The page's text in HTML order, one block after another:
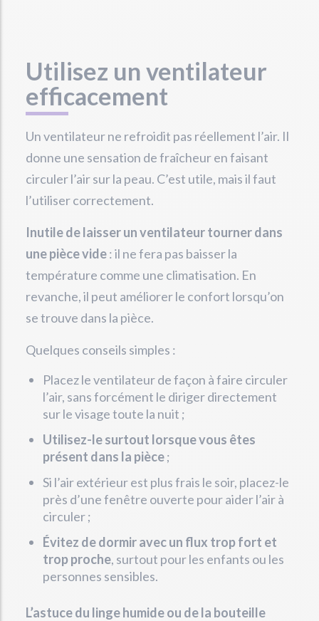
Utilisez un ventilateur
efficacement
Un ventilateur ne refroidit pas réellement l’air. Il
donne une sensation de fraîcheur en faisant
circuler l’air sur la peau. C’est utile, mais il faut
l’utiliser correctement.
Inutile de laisser un ventilateur tourner dans
une pièce vide: il ne fera pas baisser la
température comme une climatisation. En
revanche, il peut améliorer le confort lorsqu’on
se trouve dans la pièce.
Quelques conseils simples :
Placez le ventilateur de façon à faire circuler
l’air, sans forcément le diriger directement
sur le visage toute la nuit ;
Utilisez-le surtout lorsque vous êtes
présent dans la pièce;
Si l’air extérieur est plus frais le soir, placez-le
près d’une fenêtre ouverte pour aider l’air à
circuler ;
Évitez de dormir avec un flux trop fort et
trop proche, surtout pour les enfants ou les
personnes sensibles.
L’astuce du linge humide ou de la bouteille